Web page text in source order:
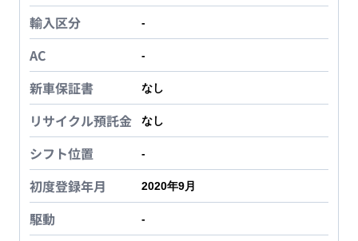
輸入区分 -
AC -
新車保証書 なし
リサイクル預託金 なし
シフト位置 -
初度登録年月 2020年9月
駆動 -